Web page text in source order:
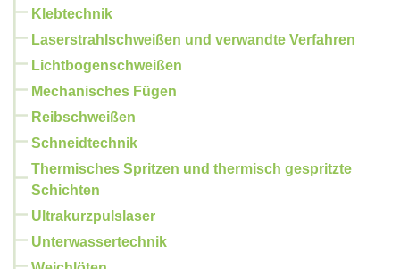
Klebtechnik
Laserstrahlschweißen und verwandte Verfahren
Lichtbogenschweißen
Mechanisches Fügen
Reibschweißen
Schneidtechnik
Thermisches Spritzen und thermisch gespritzte
Schichten
Ultrakurzpulslaser
Unterwassertechnik